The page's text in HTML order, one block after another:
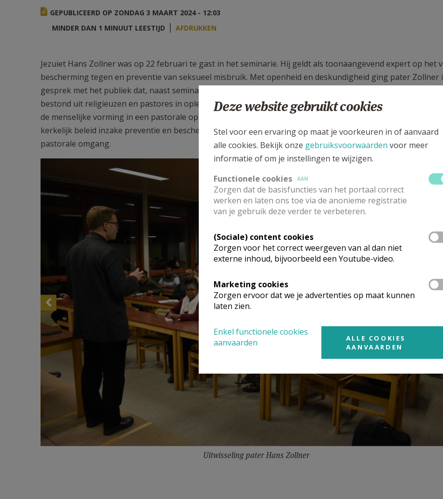
GEPUBLICEERD OP ZONDAG 3 MAART 2024 - 12:03
MINDER DAN 1 MINUUT LEESTIJD
AFDRUKKEN
Jezuïet Hans Zollner was op 22 februari te gast in het seminarie. Hij geldt als toonaangevend expert op het
bescherming tegen en preventie van seksueel misbruik. Met openheid en deskundigheid ging pater Zollner
gesprek met het publiek dat, naast seminaristen, seminarieverantwoordelijken en recent gewijde priesters,
bestond uit religieuzen en pastores in opleiding. Een brede waaier aan onderwerpen kwam aan bod: het
de menselijke vorming in een pastorale opleiding, de rol van kerkelijk-systemische factoren in geval van
kerkelijk beleid inzake preventie en bescherming, de specifieke verwachtingen en aandachtspunten voor een
pastorale omgang.
Uitwisseling pater Hans Zollner
Deze website gebruikt cookies
Stel voor een ervaring op maat je voorkeuren in of aanvaard
alle cookies. Bekijk onze gebruiksvoorwaarden voor meer
informatie of om je instellingen te wijzigen.
Functionele cookies
AAN
Zorgen dat de basisfuncties van het portaal correct
werken en laten ons toe via de anonieme registratie
van je gebruik deze verder te verbeteren.
(Sociale) content cookies
Zorgen voor het correct weergeven van al dan niet
externe inhoud, bijvoorbeeld een Youtube-video.
Marketing cookies
Zorgen ervoor dat we je advertenties op maat kunnen
laten zien.
Enkel functionele cookies
aanvaarden
ALLE COOKIES
AANVAARDEN